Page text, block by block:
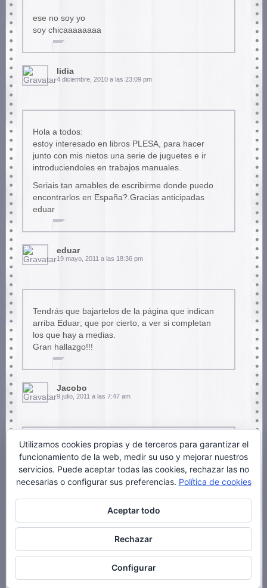
ese no soy yo
soy chicaaaaaaaa
lidia
4 diciembre, 2010 a las 23:09 pm
Hola a todos:
estoy interesado en libros PLESA, para hacer
junto con mis nietos una serie de juguetes e ir
introduciendoles en trabajos manuales.
Seriais tan amables de escribirme donde puedo
encontrarlos en España?.Gracias anticipadas
eduar
eduar
19 mayo, 2011 a las 18:36 pm
Tendrás que bajartelos de la página que indican
arriba Eduar; que por cierto, a ver si completan
los que hay a medias.
Gran hallazgo!!!
Jacobo
9 julio, 2011 a las 7:47 am
La página ha desaparecido. ¿ Alguien sabe cómo
conseguir los libros?.
Muchas gracias.
16 noviembre, 2014 a las 16:55 pm
Utilizamos cookies propias y de terceros para garantizar el
funcionamiento de la web, medir su uso y mejorar nuestros
servicios. Puede aceptar todas las cookies, rechazar las no
necesarias o configurar sus preferencias. Política de cookies
Aceptar todo
Rechazar
Configurar